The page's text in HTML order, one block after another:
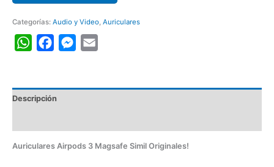
Categorías: Audio y Video, Auriculares
WhatsAppFacebookMessenger
Descripción
Auriculares Airpods 3 Magsafe Simil Originales!